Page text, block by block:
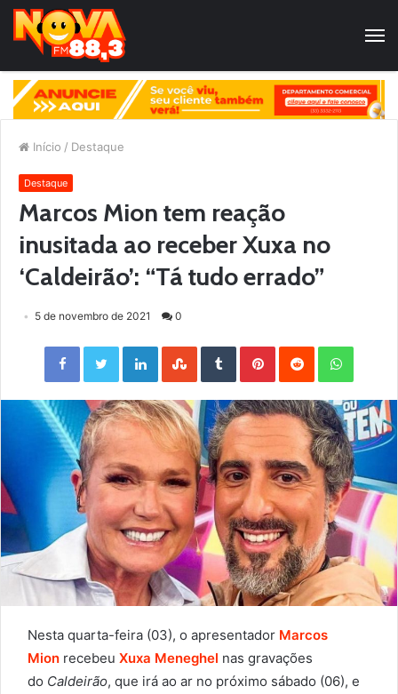
Início / Destaque
Destaque
Marcos Mion tem reação
inusitada ao receber Xuxa no
‘Caldeirão’: “Tá tudo errado”
5 de novembro de 2021 0
Facebook Twitter LinkedIn StumbleUpon Tumblr Pinterest Reddit
Nesta quarta-feira (03), o apresentador Marcos
Mion recebeu Xuxa Meneghel nas gravações
do Caldeirão, que irá ao ar no próximo sábado (06), e